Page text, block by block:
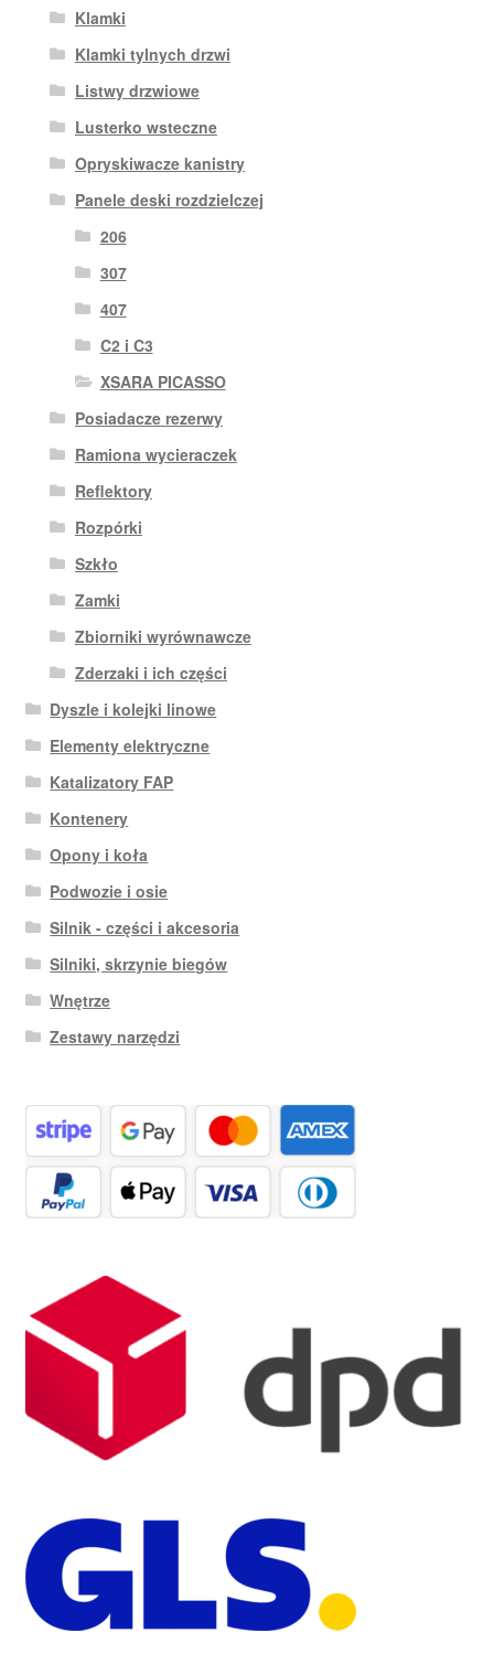
Klamki
Klamki tylnych drzwi
Listwy drzwiowe
Lusterko wsteczne
Opryskiwacze kanistry
Panele deski rozdzielczej
206
307
407
C2 i C3
XSARA PICASSO
Posiadacze rezerwy
Ramiona wycieraczek
Reflektory
Rozpórki
Szkło
Zamki
Zbiorniki wyrównawcze
Zderzaki i ich części
Dyszle i kolejki linowe
Elementy elektryczne
Katalizatory FAP
Kontenery
Opony i koła
Podwozie i osie
Silnik - części i akcesoria
Silniki, skrzynie biegów
Wnętrze
Zestawy narzędzi